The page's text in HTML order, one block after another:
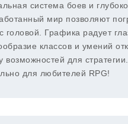
система боев и глубоко
мир позволяют
головой. Графика радует
классов и умений
возможностей для стратегии.
для любителей RPG!